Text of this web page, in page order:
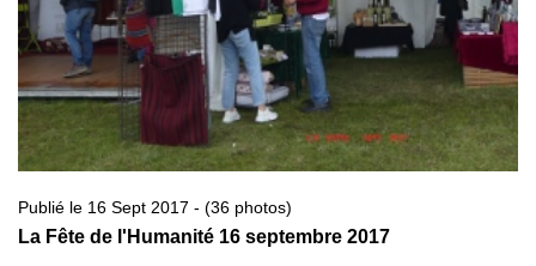
Publié le 16 Sept 2017 - (36 photos)
La Fête de l'Humanité 16 septembre 2017